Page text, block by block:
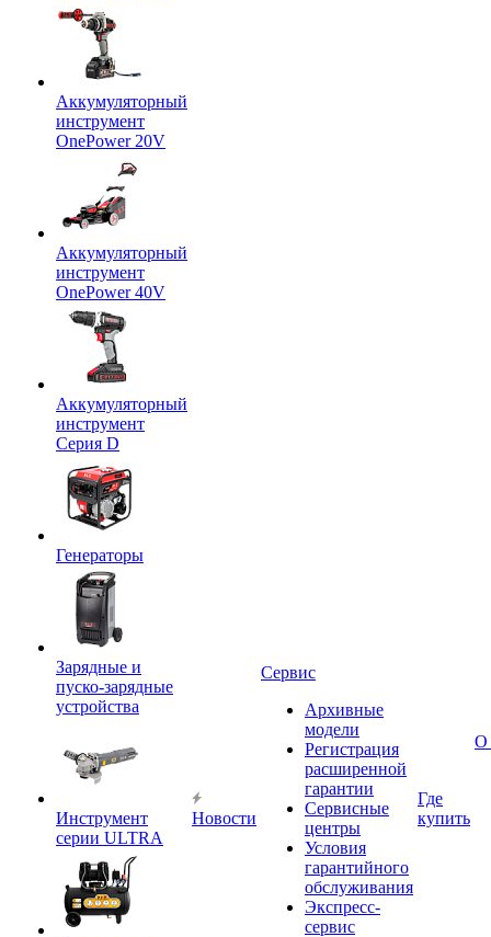
Аккумуляторный
инструмент
OnePower 20V
Аккумуляторный
инструмент
OnePower 40V
Аккумуляторный
инструмент
Серия D
Генераторы
Зарядные и
пуско-зарядные
устройства
Инструмент
серии ULTRA
Новости
Сервис
Архивные
модели
Регистрация
расширенной
гарантии
Сервисные
центры
Условия
гарантийного
обслуживания
Экспресс-
сервис
Где
купить
О